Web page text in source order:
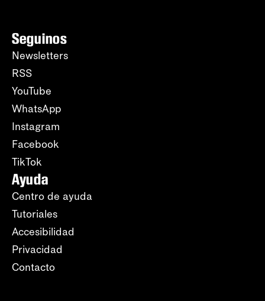
Seguinos
Newsletters
RSS
YouTube
WhatsApp
Instagram
Facebook
TikTok
Ayuda
Centro de ayuda
Tutoriales
Accesibilidad
Privacidad
Contacto